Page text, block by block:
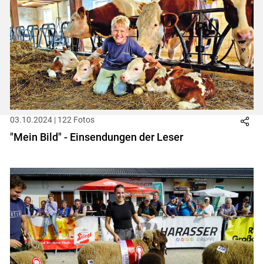
Skip to main content
03.10.2024 | 122 Fotos
"Mein Bild" - Einsendungen der Leser